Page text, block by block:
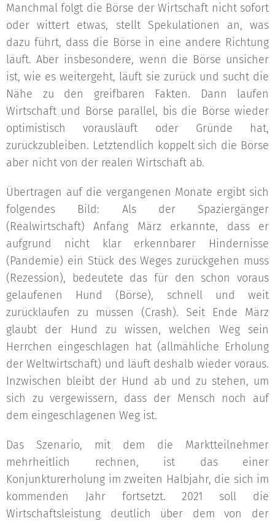
Manchmal folgt die Börse der Wirtschaft nicht sofort
oder wittert etwas, stellt Spekulationen an, was
dazu führt, dass die Börse in eine andere Richtung
läuft. Aber insbesondere, wenn die Börse unsicher
ist, wie es weitergeht, läuft sie zurück und sucht die
Nähe zu den greifbaren Fakten. Dann laufen
Wirtschaft und Börse parallel, bis die Börse wieder
optimistisch vorausläuft oder Gründe hat,
zurückzubleiben. Letztendlich koppelt sich die Börse
aber nicht von der realen Wirtschaft ab.
Übertragen auf die vergangenen Monate ergibt sich
folgendes Bild: Als der Spaziergänger
(Realwirtschaft) Anfang März erkannte, dass er
aufgrund nicht klar erkennbarer Hindernisse
(Pandemie) ein Stück des Weges zurückgehen muss
(Rezession), bedeutete das für den schon voraus
gelaufenen Hund (Börse), schnell und weit
zurücklaufen zu müssen (Crash). Seit Ende März
glaubt der Hund zu wissen, welchen Weg sein
Herrchen eingeschlagen hat (allmähliche Erholung
der Weltwirtschaft) und läuft deshalb wieder voraus.
Inzwischen bleibt der Hund ab und zu stehen, um
sich zu vergewissern, dass der Mensch noch auf
dem eingeschlagenen Weg ist.
Das Szenario, mit dem die Marktteilnehmer
mehrheitlich rechnen, ist das einer
Konjunkturerholung im zweiten Halbjahr, die sich im
kommenden Jahr fortsetzt. 2021 soll die
Wirtschaftsleistung deutlich über dem von der